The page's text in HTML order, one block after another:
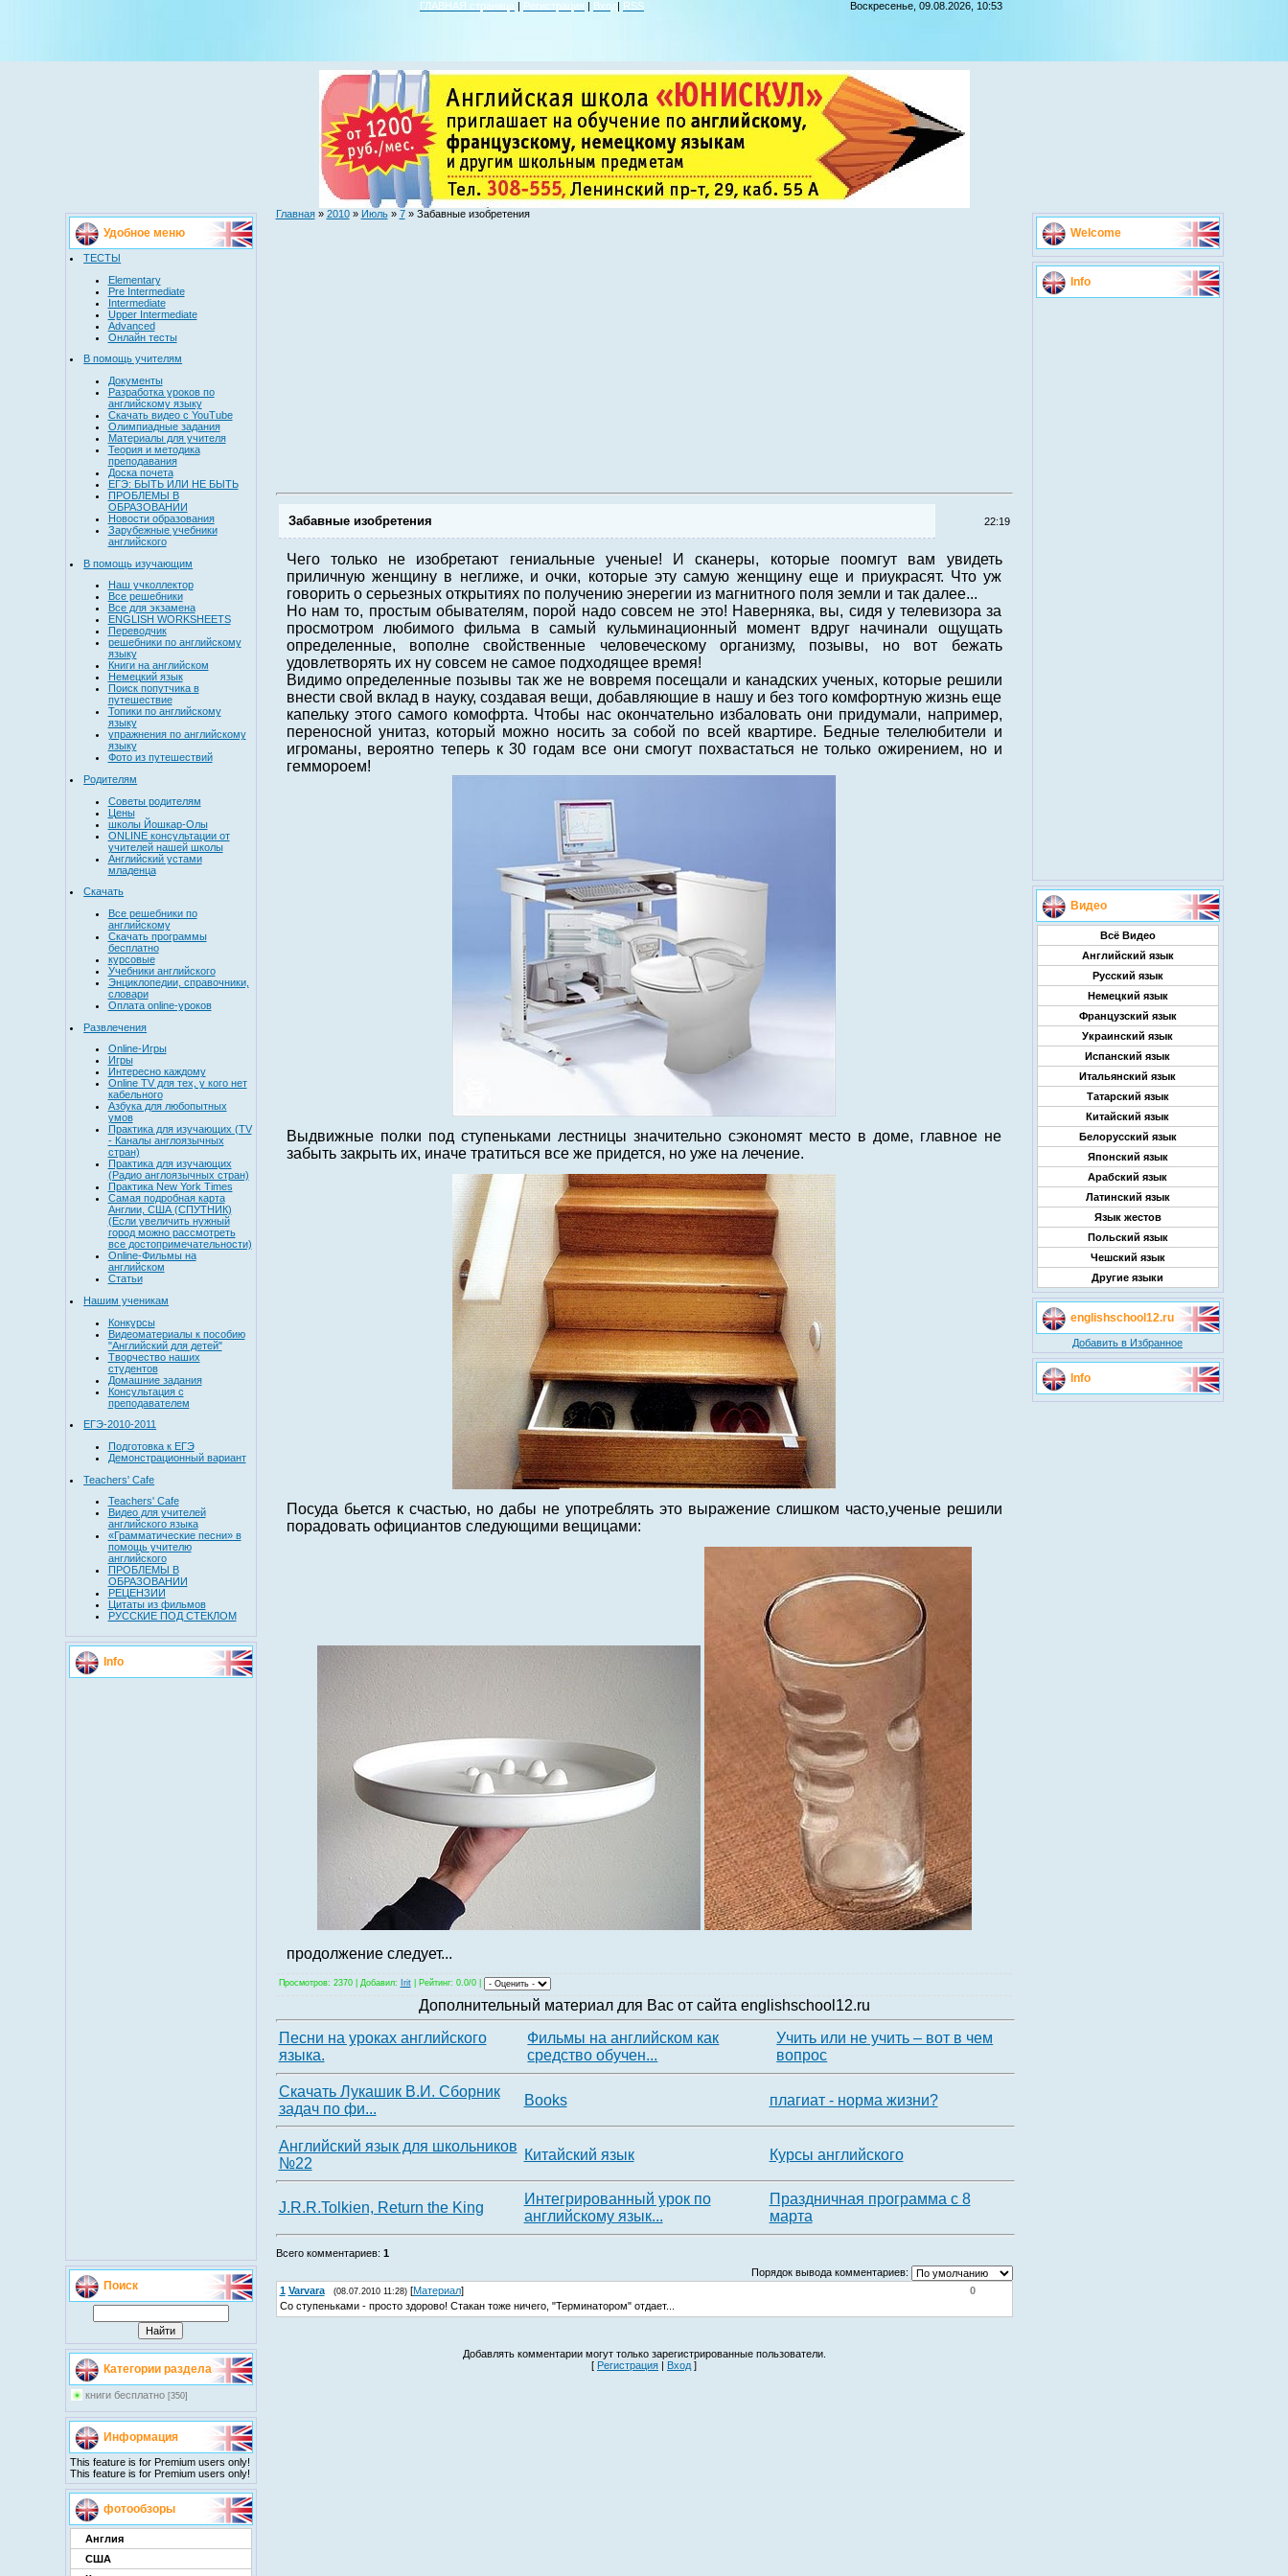
ГЛАВНАЯ страница | Регистрация | Вход| RSS Воскресенье, 09.08.2026, 10:53
Удобное меню
ТЕСТЫ
Elementary
Pre Intermediate
Intermediate
Upper Intermediate
Advanced
Онлайн тесты
В помощь учителям
Документы
Разработка уроков по
английскому языку
Скачать видео с YouTube
Олимпиадные задания
Материалы для учителя
Теория и методика
преподавания
Доска почета
ЕГЭ: БЫТЬ ИЛИ НЕ БЫТЬ
ПРОБЛЕМЫ В
ОБРАЗОВАНИИ
Новости образования
Зарубежные учебники
английского
В помощь изучающим
Наш учколлектор
Все решебники
Все для экзамена
ENGLISH WORKSHEETS
Переводчик
решебники по английскому
языку
Книги на английском
Немецкий язык
Поиск попутчика в
путешествие
Топики по английскому
языку
упражнения по английскому
языку
Фото из путешествий
Родителям
Советы родителям
Цены
школы Йошкар-Олы
ONLINE консультации от
учителей нашей школы
Английский устами
младенца
Скачать
Все решебники по
английскому
Скачать программы
бесплатно
курсовые
Учебники английского
Энциклопедии, справочники,
словари
Оплата online-уроков
Развлечения
Online-Игры
Игры
Интересно каждому
Online TV для тех, у кого нет
кабельного
Азбука для любопытных
умов
Практика для изучающих (TV
- Каналы англоязычных
стран)
Практика для изучающих
(Радио англоязычных стран)
Практика New York Times
Самая подробная карта
Англии, США (СПУТНИК)
(Если увеличить нужный
город можно рассмотреть
все достопримечательности)
Online-Фильмы на
английском
Статьи
Нашим ученикам
Конкурсы
Видеоматериалы к пособию
"Английский для детей"
Творчество наших
студентов
Домашние задания
Консультация с
преподавателем
ЕГЭ-2010-2011
Подготовка к ЕГЭ
Демонстрационный вариант
Teachers' Cafe
Teachers' Cafe
Видео для учителей
английского языка
«Грамматические песни» в
помощь учителю
английского
ПРОБЛЕМЫ В
ОБРАЗОВАНИИ
РЕЦЕНЗИИ
Цитаты из фильмов
РУССКИЕ ПОД СТЕКЛОМ
Info
Поиск
Категории раздела
книги бесплатно [350]
Информация
This feature is for Premium users only!
This feature is for Premium users only!
фотообзоры
Англия
США
Главная» 2010 » Июль » 7» Забавные изобретения
Забавные изобретения 22:19
Чего только не изобретают гениальные ученые! И сканеры, которые поомгут вам увидеть
приличную женщину в неглиже, и очки, которые эту самую женщину еще и приукрасят. Что уж
говорить о серьезных открытиях по получению энерегии из магнитного поля земли и так далее...
Но нам то, простым обывателям, порой надо совсем не это! Наверняка, вы, сидя у телевизора за
просмотром любимого фильма в самый кульминационный момент вдруг начинали ощущать
определенные, вополне свойственные человеческому организму, позывы, но вот бежать
удовлетворять их ну совсем не самое подходящее время!
Видимо определенные позывы так же не вовремя посещали и канадских ученых, которые решили
внести свой вклад в науку, создавая вещи, добавляющие в нашу и без того комфортную жизнь еще
капельку этого самого комофрта. Чтобы нас окончательно избаловать они придумали, например,
переносной унитаз, который можно носить за собой по всей квартире. Бедные телелюбители и
игроманы, вероятно теперь к 30 годам все они смогут похвастаться не только ожирением, но и
геммороем!
Выдвижные полки под ступеньками лестницы значительно сэкономят место в доме, главное не
забыть закрыть их, иначе тратиться все же придется, но уже на лечение.
Посуда бьется к счастью, но дабы не употреблять это выражение слишком часто,ученые решили
порадовать официантов следующими вещицами:
продолжение следует...
Просмотров: 2370 | Добавил: Irit| Рейтинг: 0.0/0 |
Дополнительный материал для Вас от сайта englishschool12.ru
Песни на уроках английского
языка.
Фильмы на английском как
средство обучен...
Учить или не учить – вот в чем
вопрос
Скачать Лукашик В.И. Сборник
задач по фи...
Books плагиат - норма жизни?
Английский язык для школьников
№22
Китайский язык Курсы английского
J.R.R.Tolkien, Return the King
Интегрированный урок по
английскому язык...
Праздничная программа с 8
марта
Всего комментариев: 1
Порядок вывода комментариев:
0
1 Varvara (08.07.2010 11:28)[Материал]
Со ступеньками - просто здорово! Стакан тоже ничего, "Терминатором" отдает...
Добавлять комментарии могут только зарегистрированные пользователи.
[ Регистрация | Вход ]
Welcome
Info
Видео
Всё Видео
Английский язык
Русский язык
Немецкий язык
Французский язык
Украинский язык
Испанский язык
Итальянский язык
Татарский язык
Китайский язык
Белорусский язык
Японский язык
Арабский язык
Латинский язык
Язык жестов
Польский язык
Чешский язык
Другие языки
englishschool12.ru
Добавить в Избранное
Info